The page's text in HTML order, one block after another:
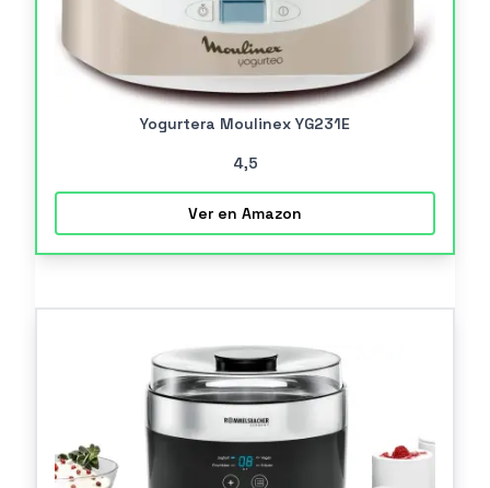
Yogurtera Moulinex YG231E
4,5
Ver en Amazon